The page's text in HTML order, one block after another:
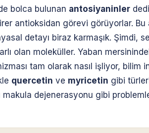
bolca bulunan antosiyaninler
antioksidan görevi görüyorlar. Bu
detayı biraz karmaşık. Şimdi,
olan moleküller. Yaban
tam olarak nasıl işliyor, bilim
quercetin ve myricetin gibi
dejenerasyonu gibi